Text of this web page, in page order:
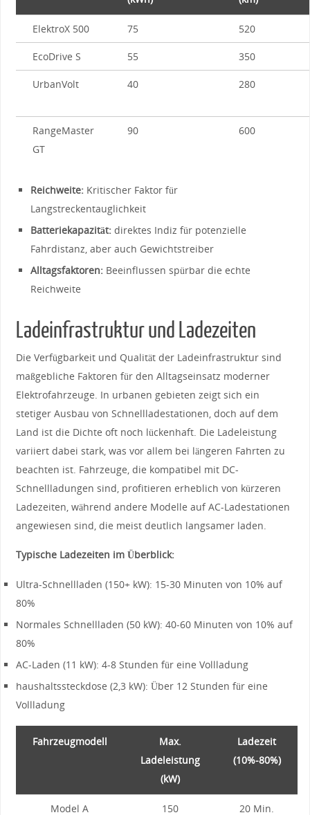
ElektroX⁤ 500 75 520
EcoDrive S 55 350
UrbanVolt 40 280
RangeMaster
​GT
90 600
Reichweite: Kritischer Faktor​ für
Langstreckentauglichkeit
Batteriekapazität: ​direktes Indiz für potenzielle
Fahrdistanz, aber auch⁣ Gewichtstreiber
Alltagsfaktoren: ⁢Beeinflussen spürbar die⁣ echte
Reichweite
Ladeinfrastruktur und​ Ladezeiten
Die⁤ Verfügbarkeit und Qualität der Ladeinfrastruktur sind‌
maßgebliche Faktoren für den Alltagseinsatz moderner
Elektrofahrzeuge. ‌In urbanen gebieten zeigt‍ sich ein
stetiger Ausbau ⁣von Schnellladestationen, doch ‌auf dem‍
Land ⁢ist die Dichte oft ⁢noch lückenhaft. Die Ladeleistung
variiert ​dabei stark, was ​vor​ allem bei längeren Fahrten zu
beachten ⁢ist. ‍Fahrzeuge,⁤ die ⁤kompatibel‍ mit DC-
Schnellladungen sind, profitieren erheblich von kürzeren
Ladezeiten, ⁤während andere Modelle auf ⁤AC-Ladestationen
angewiesen⁤ sind, die‍ meist deutlich langsamer laden.
Typische Ladezeiten im Überblick:
Ultra-Schnellladen ‍(150+ ⁣kW): 15-30 Minuten⁢ von 10% auf
80%
Normales Schnellladen (50 kW): 40-60 Minuten ‍von 10% auf
80%
AC-Laden (11 kW): 4-8 Stunden ​für ‍eine Vollladung
haushaltssteckdose ⁣(2,3 kW): Über 12 Stunden für eine
Vollladung
Fahrzeugmodell
Max.
Ladeleistung
(kW)
Ladezeit
‌(10%-80%)
Model A 150 20 Min.